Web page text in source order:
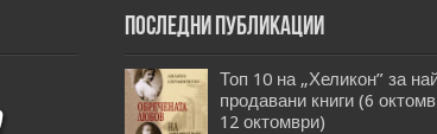
Последни публикации
Топ 10 на „Хеликон” за
продавани книги (6
12 октомври)